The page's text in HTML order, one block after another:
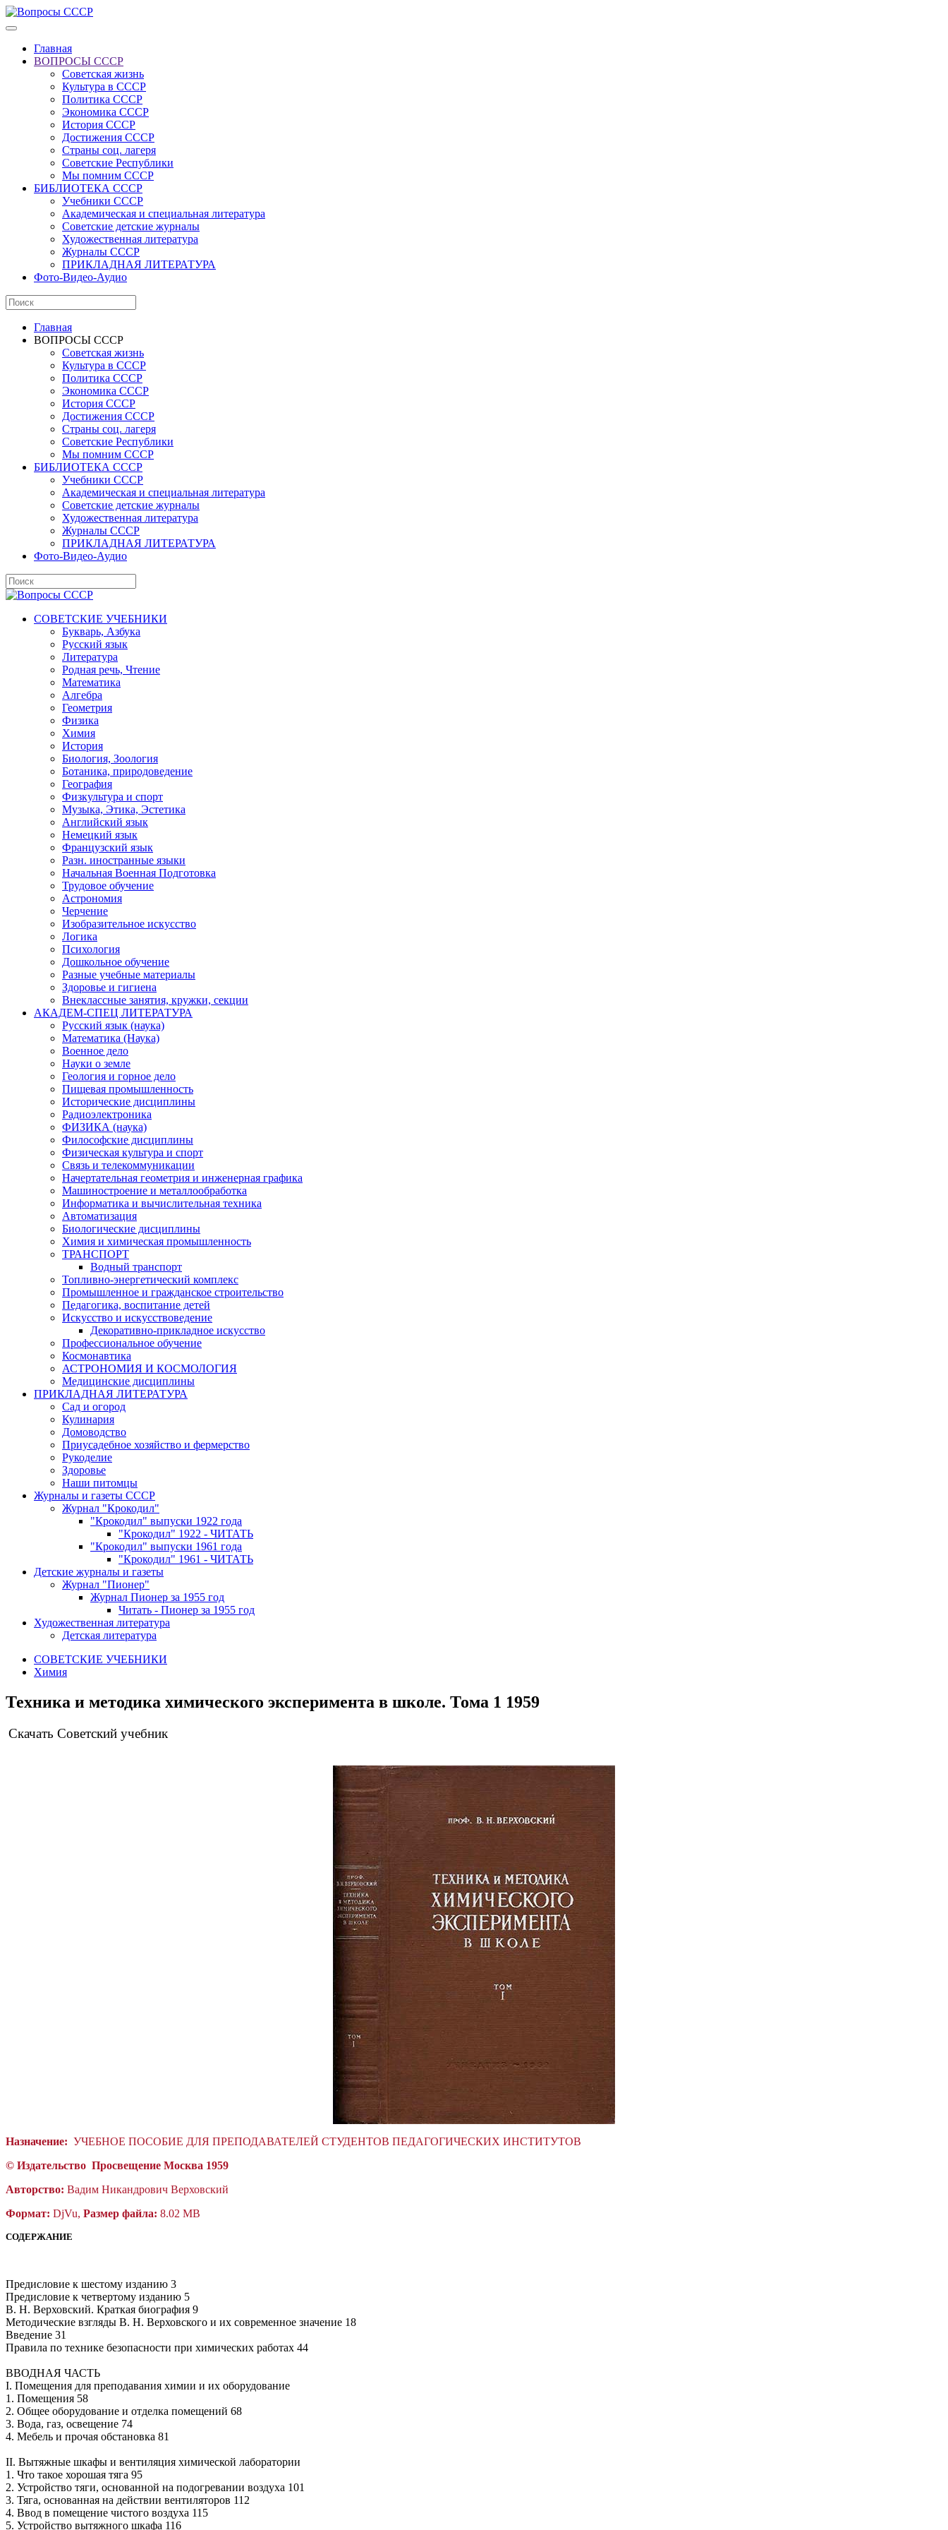
Главная
ВОПРОСЫ СССР
Советская жизнь
Культура в СССР
Политика СССР
Экономика СССР
История СССР
Достижения СССР
Страны соц. лагеря
Советские Республики
Мы помним СССР
БИБЛИОТЕКА СССР
Учебники СССР
Академическая и специальная литература
Советские детские журналы
Художественная литература
Журналы СССР
ПРИКЛАДНАЯ ЛИТЕРАТУРА
Фото-Видео-Аудио
Главная
ВОПРОСЫ СССР
Советская жизнь
Культура в СССР
Политика СССР
Экономика СССР
История СССР
Достижения СССР
Страны соц. лагеря
Советские Республики
Мы помним СССР
БИБЛИОТЕКА СССР
Учебники СССР
Академическая и специальная литература
Советские детские журналы
Художественная литература
Журналы СССР
ПРИКЛАДНАЯ ЛИТЕРАТУРА
Фото-Видео-Аудио
СОВЕТСКИЕ УЧЕБНИКИ
Букварь, Азбука
Русский язык
Литература
Родная речь, Чтение
Математика
Алгебра
Геометрия
Физика
Химия
История
Биология, Зоология
Ботаника, природоведение
География
Физкультура и спорт
Музыка, Этика, Эстетика
Английский язык
Немецкий язык
Французский язык
Разн. иностранные языки
Начальная Военная Подготовка
Трудовое обучение
Астрономия
Черчение
Изобразительное искусство
Логика
Психология
Дошкольное обучение
Разные учебные материалы
Здоровье и гигиена
Внеклассные занятия, кружки, секции
АКАДЕМ-СПЕЦ ЛИТЕРАТУРА
Русский язык (наука)
Математика (Наука)
Военное дело
Науки о земле
Геология и горное дело
Пищевая промышленность
Исторические дисциплины
Радиоэлектроника
ФИЗИКА (наука)
Философские дисциплины
Физическая культура и спорт
Связь и телекоммуникации
Начертательная геометрия и инженерная графика
Машиностроение и металлообработка
Информатика и вычислительная техника
Автоматизация
Биологические дисциплины
Химия и химическая промышленность
ТРАНСПОРТ
Водный транспорт
Топливно-энергетический комплекс
Промышленное и гражданское строительство
Педагогика, воспитание детей
Искусство и искусствоведение
Декоративно-прикладное искусство
Профессиональное обучение
Космонавтика
АСТРОНОМИЯ И КОСМОЛОГИЯ
Медицинские дисциплины
ПРИКЛАДНАЯ ЛИТЕРАТУРА
Сад и огород
Кулинария
Домоводство
Приусадебное хозяйство и фермерство
Рукоделие
Здоровье
Наши питомцы
Журналы и газеты СССР
Журнал "Крокодил"
"Крокодил" выпуски 1922 года
"Крокодил" 1922 - ЧИТАТЬ
"Крокодил" выпуски 1961 года
"Крокодил" 1961 - ЧИТАТЬ
Детские журналы и газеты
Журнал "Пионер"
Журнал Пионер за 1955 год
Читать - Пионер за 1955 год
Художественная литература
Детская литература
СОВЕТСКИЕ УЧЕБНИКИ
Химия
Техника и методика химического эксперимента в школе. Тома 1 1959
Скачать Советский учебник
Назначение: УЧЕБНОЕ ПОСОБИЕ ДЛЯ ПРЕПОДАВАТЕЛЕЙ СТУДЕНТОВ ПЕДАГОГИЧЕСКИХ ИНСТИТУТОВ
© Издательство Просвещение Москва 1959
Авторство: Вадим Никандрович Верховский
Формат: DjVu, Размер файла: 8.02 MB
СОДЕРЖАНИЕ
Предисловие к шестому изданию 3
Предисловие к четвертому изданию 5
В. Н. Верховский. Краткая биография 9
Методические взгляды В. Н. Верховского и их современное значение 18
Введение 31
Правила по технике безопасности при химических работах 44
ВВОДНАЯ ЧАСТЬ
I. Помещения для преподавания химии и их оборудование
1. Помещения 58
2. Общее оборудование и отделка помещений 68
3. Вода, газ, освещение 74
4. Мебель и прочая обстановка 81
II. Вытяжные шкафы и вентиляция химической лаборатории
1. Что такое хорошая тяга 95
2. Устройство тяги, основанной на подогревании воздуха 101
3. Тяга, основанная на действии вентиляторов 112
4. Ввод в помещение чистого воздуха 115
5. Устройство вытяжного шкафа 116